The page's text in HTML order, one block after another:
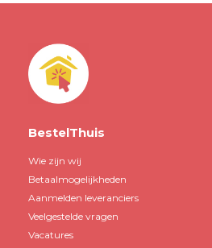
BestelThuis
Wie zijn wij
Betaalmogelijkheden
Aanmelden leveranciers
Veelgestelde vragen
Vacatures